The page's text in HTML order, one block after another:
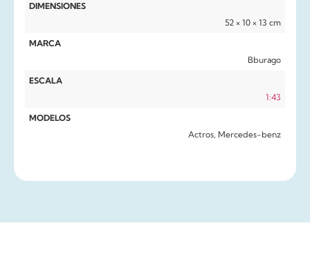
DIMENSIONES
52 × 10 × 13 cm
MARCA
Bburago
ESCALA
1:43
MODELOS
Actros, Mercedes-benz